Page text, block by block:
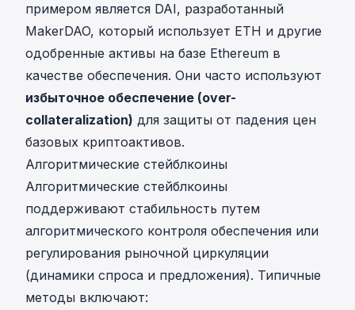
примером является DAI, разработанный
MakerDAO, который использует ETH и другие
одобренные активы на базе Ethereum в
качестве обеспечения. Они часто используют
избыточное обеспечение (over-
collateralization) для защиты от падения цен
базовых криптоактивов.
Алгоритмические стейблкоины
Алгоритмические стейблкоины
поддерживают стабильность путем
алгоритмического контроля обеспечения или
регулирования рыночной циркуляции
(динамики спроса и предложения). Типичные
методы включают: